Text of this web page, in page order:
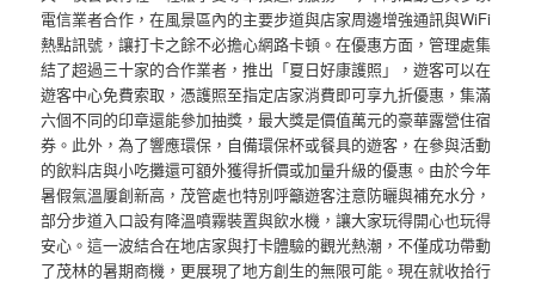
電信業者合作，在風景區內的主要步道與店家周邊增強通訊與WiFi
熱點訊號，讓打卡之餘不必擔心網路卡頓。在優惠方面，管理處集
結了超過三十家的合作業者，推出「夏日好康護照」，遊客可以在
遊客中心免費索取，憑護照至指定店家消費即可享九折優惠，集滿
六個不同的印章還能參加抽獎，最大獎是價值萬元的豪華露營住宿
券。此外，為了響應環保，自備環保杯或餐具的遊客，在參與活動
的飲料店與小吃攤還可額外獲得折價或加量升級的優惠。由於今年
暑假氣溫屢創新高，茂管處也特別呼籲遊客注意防曬與補充水分，
部分步道入口設有降溫噴霧裝置與飲水機，讓大家玩得開心也玩得
安心。這一波結合在地店家與打卡體驗的觀光熱潮，不僅成功帶動
了茂林的暑期商機，更展現了地方創生的無限可能。現在就收拾行